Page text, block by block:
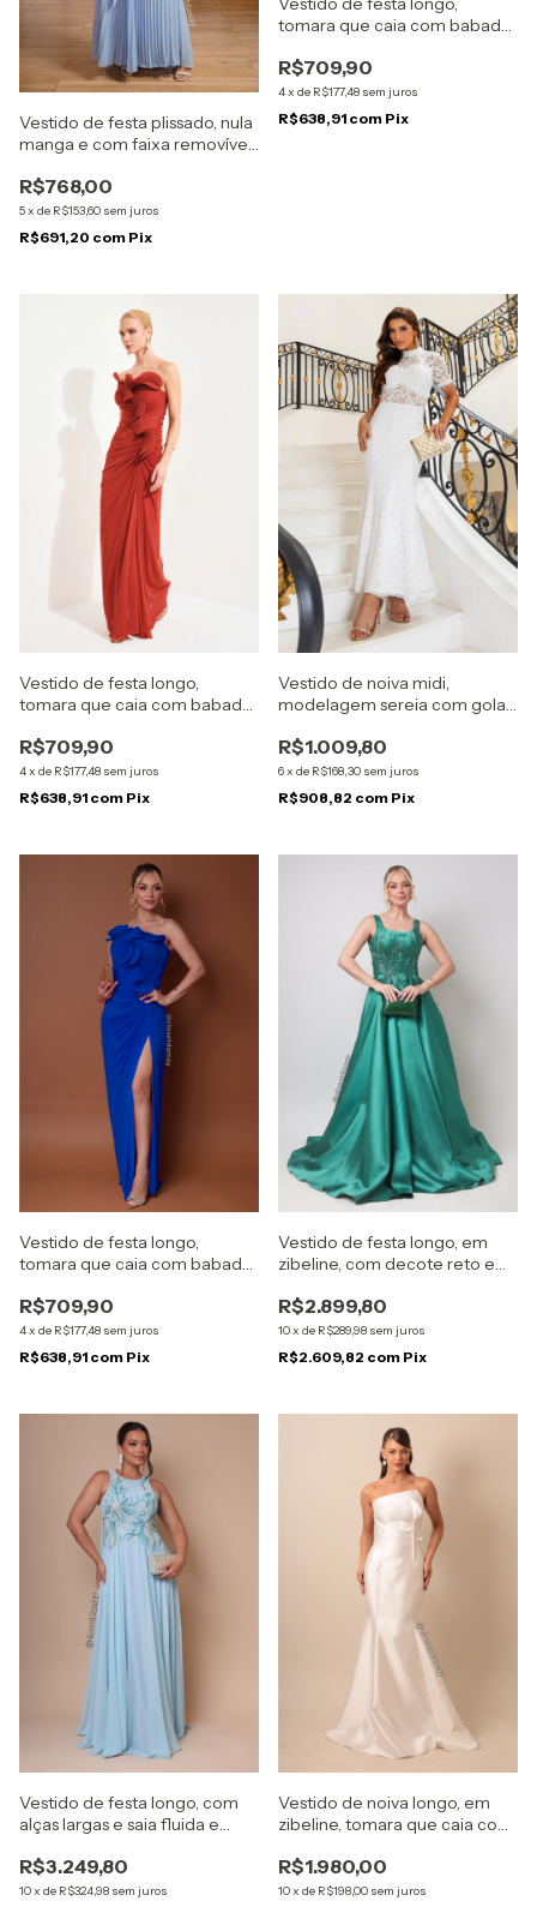
Vestido de festa plissado, nula
manga e com faixa removível
R$768,00
5x de R$153,60 sem juros
R$691,20 com Pix
tomara que caia com babado
R$709,90
4x de R$177,48 sem juros
R$638,91 com Pix
Vestido de festa longo,
tomara que caia com babado
R$709,90
4x de R$177,48 sem juros
R$638,91 com Pix
Vestido de noiva midi,
modelagem sereia com gola
R$1.009,80
6x de R$168,30 sem juros
R$908,82 com Pix
Vestido de festa longo,
tomara que caia com babado
R$709,90
4x de R$177,48 sem juros
R$638,91 com Pix
Vestido de festa longo, em
zibeline, com decote reto e
Esmeralda
R$2.899,80
10x de R$289,98 sem juros
R$2.609,82 com Pix
Vestido de festa longo, com
alças largas e saia fluida e
Serenity
R$3.249,80
10x de R$324,98 sem juros
Vestido de noiva longo, em
zibeline, tomara que caia com
R$1.980,00
10x de R$198,00 sem juros